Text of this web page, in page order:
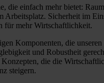
die einfach mehr bietet:
Arbeitsplatz. Sicherheit im
für mehr Wirtschaftlichkeit.
Komponenten, die unseren
und Robustheit
Konzepten, die die
steigern.